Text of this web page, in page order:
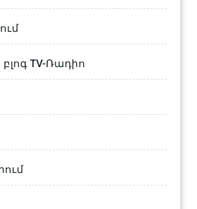
TV-Ռադիո